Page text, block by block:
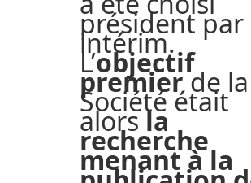
président par
intérim.
L’objectif
premierde la
Société était
alorsla
recherche
menant à la